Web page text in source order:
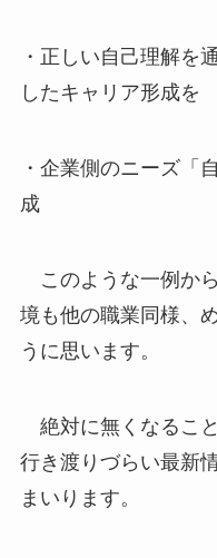
・正しい自己理解を
したキャリア形成を
・企業側のニーズ「
成
このような一例か
境も他の職業同様、
うに思います。
絶対に無くなるこ
行き渡りづらい最新
まいります。